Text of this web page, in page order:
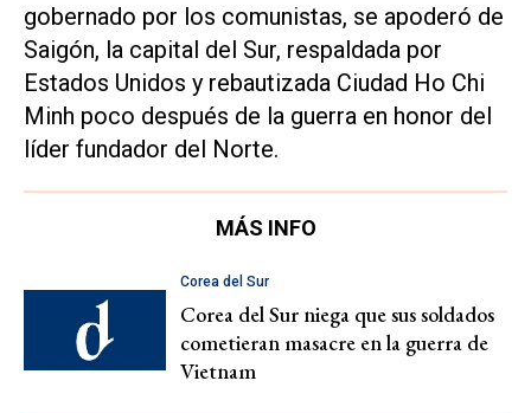
gobernado por los comunistas, se apoderó de
Saigón, la capital del Sur, respaldada por
Estados Unidos y rebautizada Ciudad Ho Chi
Minh poco después de la guerra en honor del
líder fundador del Norte.
MÁS INFO
Corea del Sur
Corea del Sur niega que sus soldados
cometieran masacre en la guerra de
Vietnam